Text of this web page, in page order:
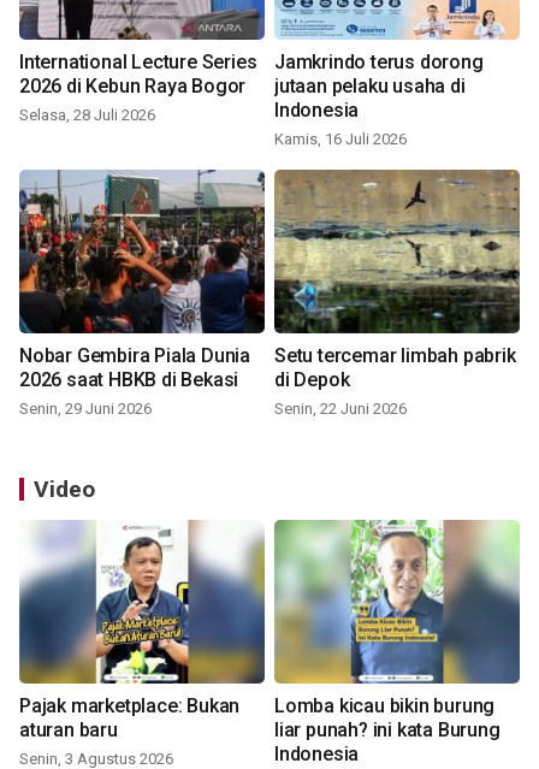
International Lecture Series
2026 di Kebun Raya Bogor
Selasa, 28 Juli 2026
Jamkrindo terus dorong
jutaan pelaku usaha di
Indonesia
Kamis, 16 Juli 2026
Nobar Gembira Piala Dunia
2026 saat HBKB di Bekasi
Senin, 29 Juni 2026
Setu tercemar limbah pabrik
di Depok
Senin, 22 Juni 2026
Video
Pajak marketplace: Bukan
aturan baru
Senin, 3 Agustus 2026
Lomba kicau bikin burung
liar punah? ini kata Burung
Indonesia